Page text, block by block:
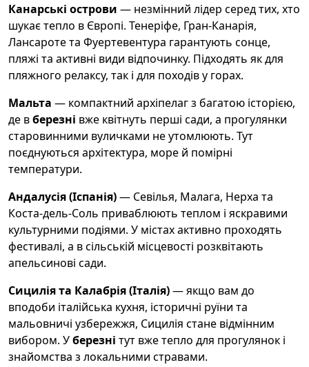
Канарські острови — незмінний лідер серед тих, хто
шукає тепло в Європі. Тенеріфе, Гран-Канарія,
Лансароте та Фуертевентура гарантують сонце,
пляжі та активні види відпочинку. Підходять як для
пляжного релаксу, так і для походів у горах.
Мальта — компактний архіпелаг з багатою історією,
де вберезні вже квітнуть перші сади, а прогулянки
старовинними вуличками не утомлюють. Тут
поєднуються архітектура, море й помірні
температури.
Андалусія (Іспанія)— Севілья, Малага, Нерха та
Коста-дель-Соль приваблюють теплом і яскравими
культурними подіями. У містах активно проходять
фестивалі, а в сільській місцевості розквітають
апельсинові сади.
Сицилія та Калабрія (Італія)— якщо вам до
вподоби італійська кухня, історичні руїни та
мальовничі узбережжя, Сицилія стане відмінним
вибором. Уберезні тут вже тепло для прогулянок і
знайомства з локальними стравами.